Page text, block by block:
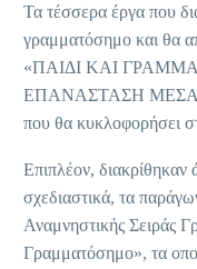
Τα τέσσερα έργα που
γραμματόσημο και θα
«ΠΑΙΔΙ ΚΑΙ
ΕΠΑΝΑΣΤΑΣΗ ΜΕΣΑ
που θα κυκλοφορήσει
Επιπλέον,
σχεδιαστικά, τα
Αναμνηστικής Σειράς
Γραμματόσημο», τα